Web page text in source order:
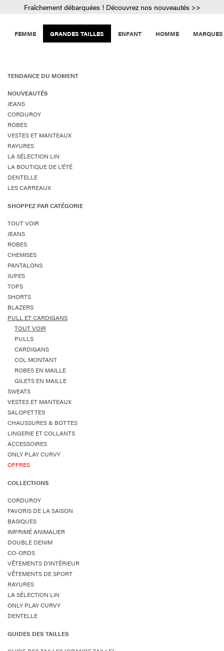
Fraîchement débarquées ! Découvrez nos nouveautés >>
FEMME GRANDES TAILLES ENFANT HOMME MARQUES
TENDANCE DU MOMENT
NOUVEAUTÉS
JEANS
CORDUROY
ROBES
VESTES ET MANTEAUX
RAYURES
LA SÉLECTION LIN
LA BOUTIQUE DE L'ÉTÉ
DENTELLE
LES CARREAUX
SHOPPEZ PAR CATÉGORIE
TOUT VOIR
JEANS
ROBES
CHEMISES
PANTALONS
JUPES
TOPS
SHORTS
BLAZERS
PULL ET CARDIGANS
TOUT VOIR
PULLS
CARDIGANS
COL MONTANT
ROBES EN MAILLE
GILETS EN MAILLE
SWEATS
VESTES ET MANTEAUX
SALOPETTES
CHAUSSURES & BOTTES
LINGERIE ET COLLANTS
ACCESSOIRES
ONLY PLAY CURVY
OFFRES
COLLECTIONS
CORDUROY
FAVORIS DE LA SAISON
BASIQUES
IMPRIMÉ ANIMALIER
DOUBLE DENIM
CO-ORDS
VÊTEMENTS D’INTÉRIEUR
VÊTEMENTS DE SPORT
RAYURES
LA SÉLECTION LIN
ONLY PLAY CURVY
DENTELLE
GUIDES DES TAILLES